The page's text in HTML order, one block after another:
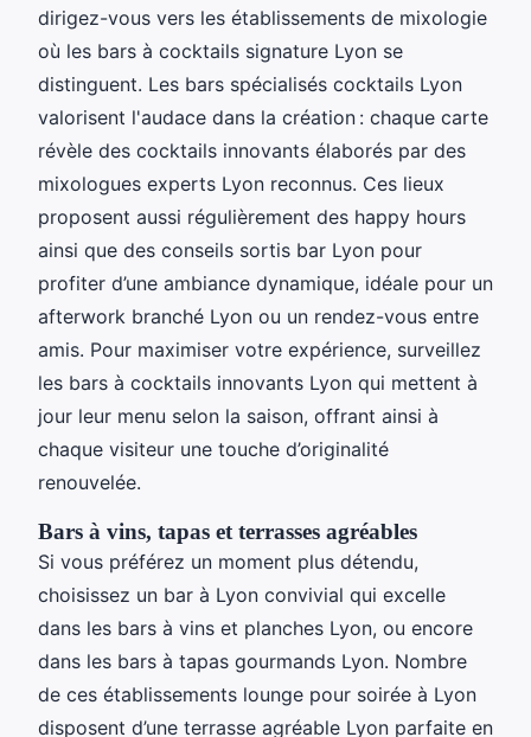
dirigez-vous vers les établissements de mixologie
où les bars à cocktails signature Lyon se
distinguent. Les bars spécialisés cocktails Lyon
valorisent l'audace dans la création : chaque carte
révèle des cocktails innovants élaborés par des
mixologues experts Lyon reconnus. Ces lieux
proposent aussi régulièrement des happy hours
ainsi que des conseils sortis bar Lyon pour
profiter d’une ambiance dynamique, idéale pour un
afterwork branché Lyon ou un rendez-vous entre
amis. Pour maximiser votre expérience, surveillez
les bars à cocktails innovants Lyon qui mettent à
jour leur menu selon la saison, offrant ainsi à
chaque visiteur une touche d’originalité
renouvelée.
Bars à vins, tapas et terrasses agréables
Si vous préférez un moment plus détendu,
choisissez un bar à Lyon convivial qui excelle
dans les bars à vins et planches Lyon, ou encore
dans les bars à tapas gourmands Lyon. Nombre
de ces établissements lounge pour soirée à Lyon
disposent d’une terrasse agréable Lyon parfaite en